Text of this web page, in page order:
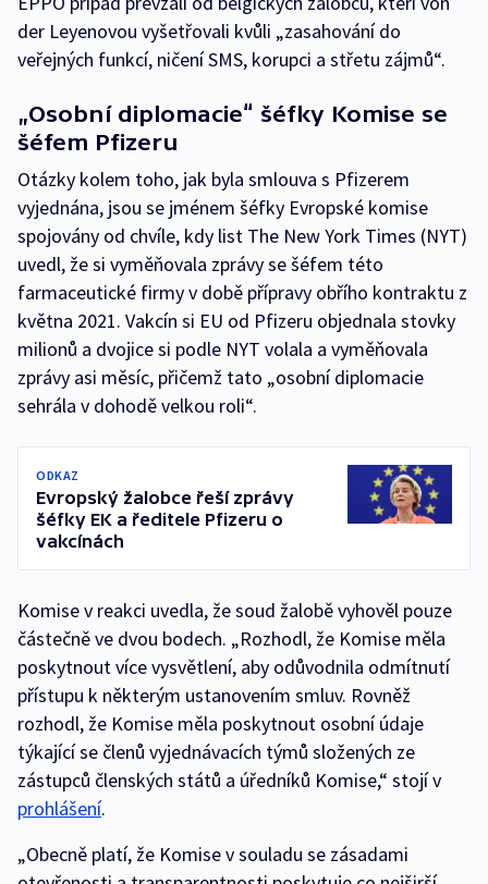
der Leyenovou vyšetřovali kvůli „zasahování do
veřejných funkcí, ničení SMS, korupci a střetu zájmů“.
„Osobní diplomacie“ šéfky Komise se
šéfem Pfizeru
Otázky kolem toho, jak byla smlouva s Pfizerem
vyjednána, jsou se jménem šéfky Evropské komise
spojovány od chvíle, kdy list The New York Times (NYT)
uvedl, že si vyměňovala zprávy se šéfem této
farmaceutické firmy v době přípravy obřího kontraktu z
května 2021. Vakcín si EU od Pfizeru objednala stovky
milionů a dvojice si podle NYT volala a vyměňovala
zprávy asi měsíc, přičemž tato „osobní diplomacie
sehrála v dohodě velkou roli“.
ODKAZ
Evropský žalobce řeší zprávy
šéfky EK a ředitele Pfizeru o
vakcínách
Komise v reakci uvedla, že soud žalobě vyhověl pouze
částečně ve dvou bodech. „Rozhodl, že Komise měla
poskytnout více vysvětlení, aby odůvodnila odmítnutí
přístupu k některým ustanovením smluv. Rovněž
rozhodl, že Komise měla poskytnout osobní údaje
týkající se členů vyjednávacích týmů složených ze
zástupců členských států a úředníků Komise,“ stojí v
prohlášení.
„Obecně platí, že Komise v souladu se zásadami